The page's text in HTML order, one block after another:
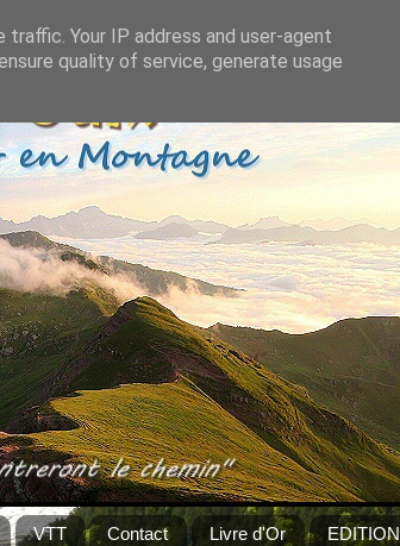
VTT Contact Livre d'Or EDITION
Your IP address and user-agent
quality of service, generate usage